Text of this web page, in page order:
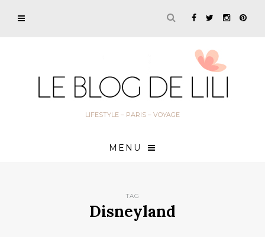
LIFESTYLE – PARIS – VOYAGE
MENU
TAG
Disneyland